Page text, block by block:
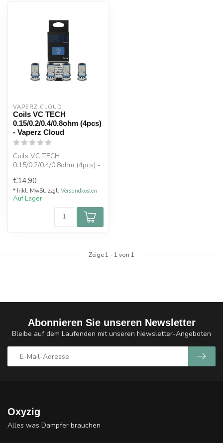
VAPERZ CLOUD
Coils VC TECH
0.15/0.2/0.4/0.8ohm (4pcs)
- Vaperz Cloud
Coils VC TECH
0.15/0.2/0.4/0.8ohm (4pcs) -
€14,90
* Inkl. MwSt. zzgl. Versandkosten
Auf Lager
Zeige 1 - 1 von 1
Abonnieren Sie unseren Newsletter
Bleibe auf dem Laufenden mit unseren Newsletter-Angeboten
Oxyzig
Alles was Dampfer brauchen